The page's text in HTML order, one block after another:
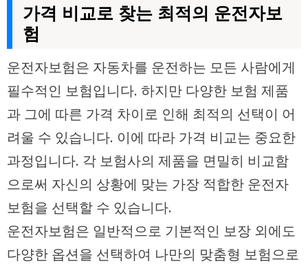
가격 비교로 찾는 최적의 운전자보
험
운전자보험은 자동차를 운전하는 모든 사람에게
필수적인 보험입니다. 하지만 다양한 보험 제품
과 그에 따른 가격 차이로 인해 최적의 선택이 어
려울 수 있습니다. 이에 따라 가격 비교는 중요한
과정입니다. 각 보험사의 제품을 면밀히 비교함
으로써 자신의 상황에 맞는 가장 적합한 운전자
보험을 선택할 수 있습니다.
운전자보험은 일반적으로 기본적인 보장 외에도
다양한 옵션을 선택하여 나만의 맞춤형 보험으로